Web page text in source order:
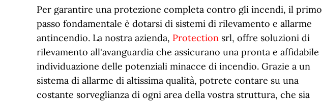
Per garantire una protezione completa contro gli incendi, il primo
passo fondamentale è dotarsi di sistemi di rilevamento e allarme
antincendio. La nostra azienda, Protection srl, offre soluzioni di
rilevamento all'avanguardia che assicurano una pronta e affidabile
individuazione delle potenziali minacce di incendio. Grazie a un
sistema di allarme di altissima qualità, potrete contare su una
costante sorveglianza di ogni area della vostra struttura, che sia